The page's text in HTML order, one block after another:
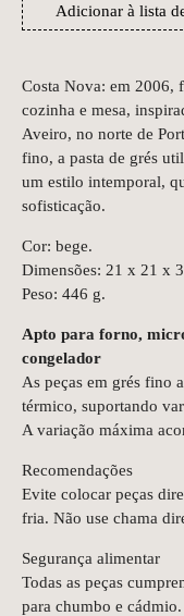
Adicionar à lista
Costa Nova: em 2006,
cozinha e mesa,
Aveiro, no norte de
fino, a pasta de grés
um estilo intemporal,
sofisticação.
Cor: bege.
Dimensões: 21 x 21 x
Peso: 446 g.
Apto para forno,
congelador
As peças em grés fino
térmico, suportando
A variação máxima
Recomendações
Evite colocar peças
fria. Não use chama
Segurança alimentar
Todas as peças
para chumbo e